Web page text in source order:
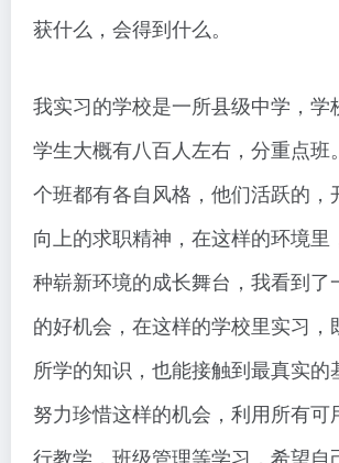
获什么，会得到什么。
我实习的学校是一所县级中学，学
学生大概有八百人左右，分重点班
个班都有各自风格，他们活跃的，
向上的求职精神，在这样的环境里
种崭新环境的成长舞台，我看到了
的好机会，在这样的学校里实习，
所学的知识，也能接触到最真实的
努力珍惜这样的机会，利用所有可
行教学，班级管理等学习，希望自